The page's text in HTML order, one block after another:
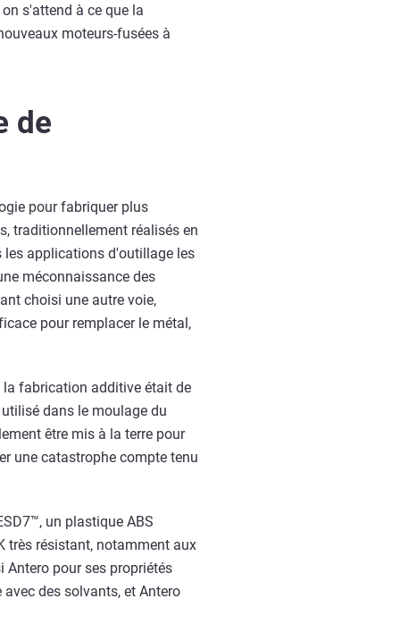
s'attend à ce que la
moteurs-fusées à
de
pour fabriquer plus
traditionnellement réalisés en
les applications d'outillage les
méconnaissance des
choisi une autre voie,
pour remplacer le métal,
la fabrication additive était de
dans le moulage du
être mis à la terre pour
une catastrophe compte tenu
un plastique ABS
très résistant, notamment aux
Antero pour ses propriétés
des solvants, et Antero